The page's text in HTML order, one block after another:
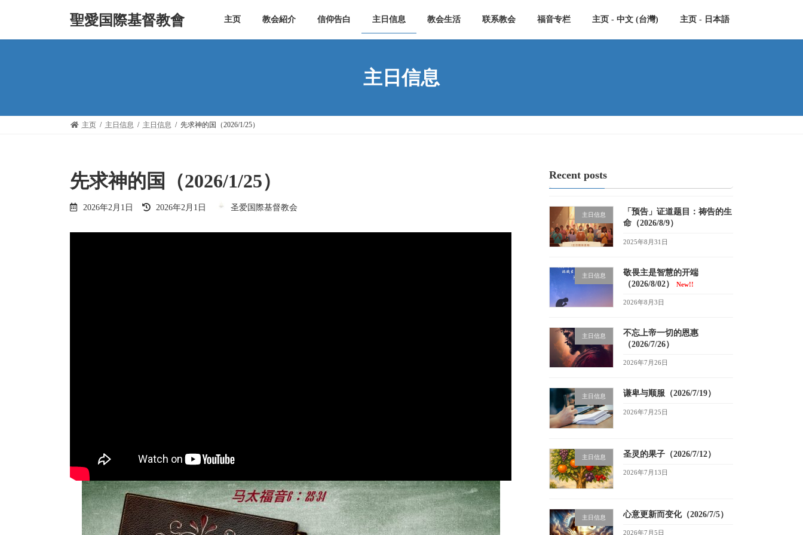
聖愛国際基督教會 主页 教会紹介 信仰告白 主日信息 教会生活 联系教会 福音专栏 主页 - 中文 (台灣) 主页 - 日本語
主日信息
主页 主日信息 主日信息 先求神的国（2026/1/25）
先求神的国（2026/1/25）
2026年2月1日
Last
updated
2026年2月1日 圣爱国際基督教会
Recent posts
主日信息
「预告」证道题目：祷告的生
命（2026/8/9）
2025年8月31日
主日信息
敬畏主是智慧的开端
（2026/8/02）
New!!
2026年8月3日
主日信息
不忘上帝一切的恩惠
（2026/7/26）
2026年7月26日
主日信息 谦卑与顺服（2026/7/19）
2026年7月25日
主日信息 圣灵的果子（2026/7/12）
2026年7月13日
主日信息 心意更新而变化（2026/7/5）
2026年7月5日